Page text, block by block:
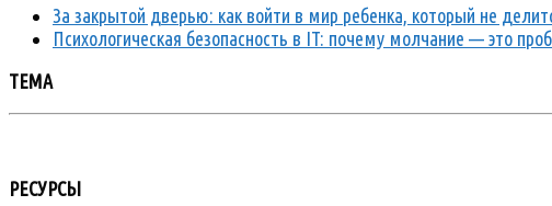
За закрытой дверью: как войти в мир ребенка, который не
Психологическая безопасность в IT: почему молчание — это
ТЕМА
РЕСУРСЫ